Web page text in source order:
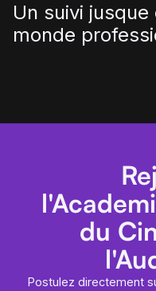
Un suivi jusque
monde
du
Postulez directement